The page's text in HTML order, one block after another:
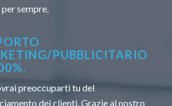
sempre.
PUBBLICITARIO
preoccuparti tu del
dei clienti. Grazie al nostro